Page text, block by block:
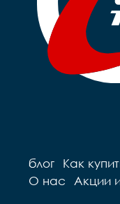
Подседельный
сталь
Вес		9.7
блог Как
О нас
Акции